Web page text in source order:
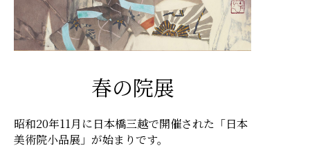
春の院展
昭和20年11月に日本橋三越で開催された「日本
美術院小品展」が始まりです。